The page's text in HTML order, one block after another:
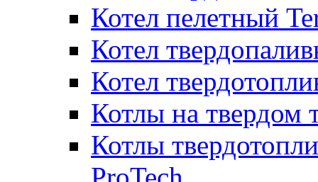
Котел пелетный
Котел
Котел
Котлы на твердом
Котлы